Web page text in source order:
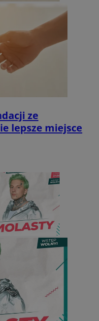
ze
lepsze miejsce